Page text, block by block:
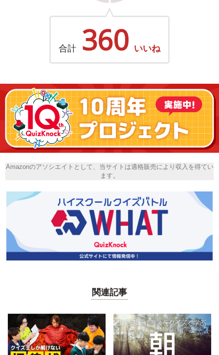
合計 360 いいね
Amazonのアソシエイトとして、当サイトは適格販売により収入を得てい
ます。
関連記事